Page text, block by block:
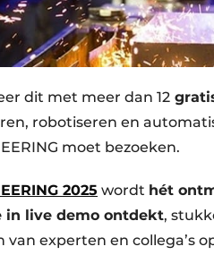
dit met meer dan 12
robotiseren en
moet bezoeken.
2025 wordt hét
in live demo ontdekt,
van experten en collega’s